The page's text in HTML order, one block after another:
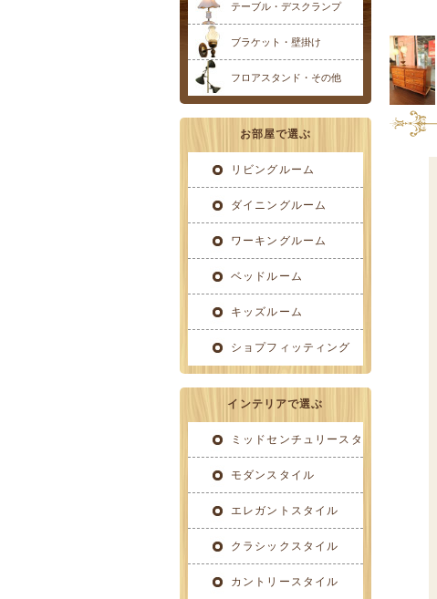
テーブル・デスクランプ
ブラケット・壁掛け
フロアスタンド・その他
お部屋で選ぶ
リビングルーム
ダイニングルーム
ワーキングルーム
ベッドルーム
キッズルーム
ショプフィッティング
インテリアで選ぶ
ミッドセンチュリースタ
モダンスタイル
エレガントスタイル
クラシックスタイル
カントリースタイル